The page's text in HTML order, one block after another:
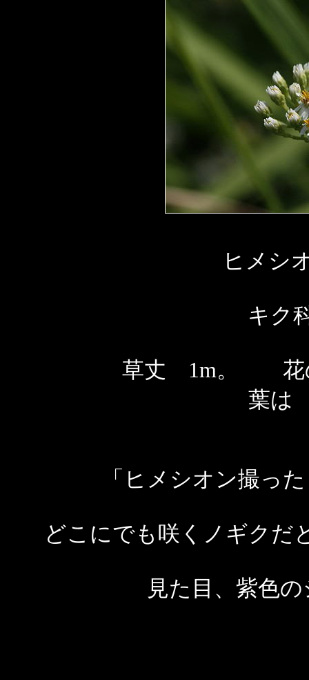
ヒメシ
キク
草丈 1m。 花の
葉は
「ヒメシオン撮っ
どこにでも咲くノギク
見た目、紫色